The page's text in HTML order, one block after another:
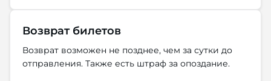
Возврат билетов
Возврат возможен не позднее, чем за сутки до
отправления. Также есть штраф за опоздание.